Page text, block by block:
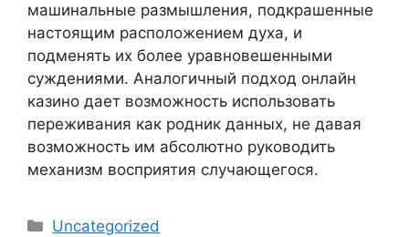
машинальные размышления, подкрашенные
настоящим расположением духа, и
подменять их более уравновешенными
суждениями. Аналогичный подход онлайн
казино дает возможность использовать
переживания как родник данных, не давая
возможность им абсолютно руководить
механизм восприятия случающегося.
Uncategorized